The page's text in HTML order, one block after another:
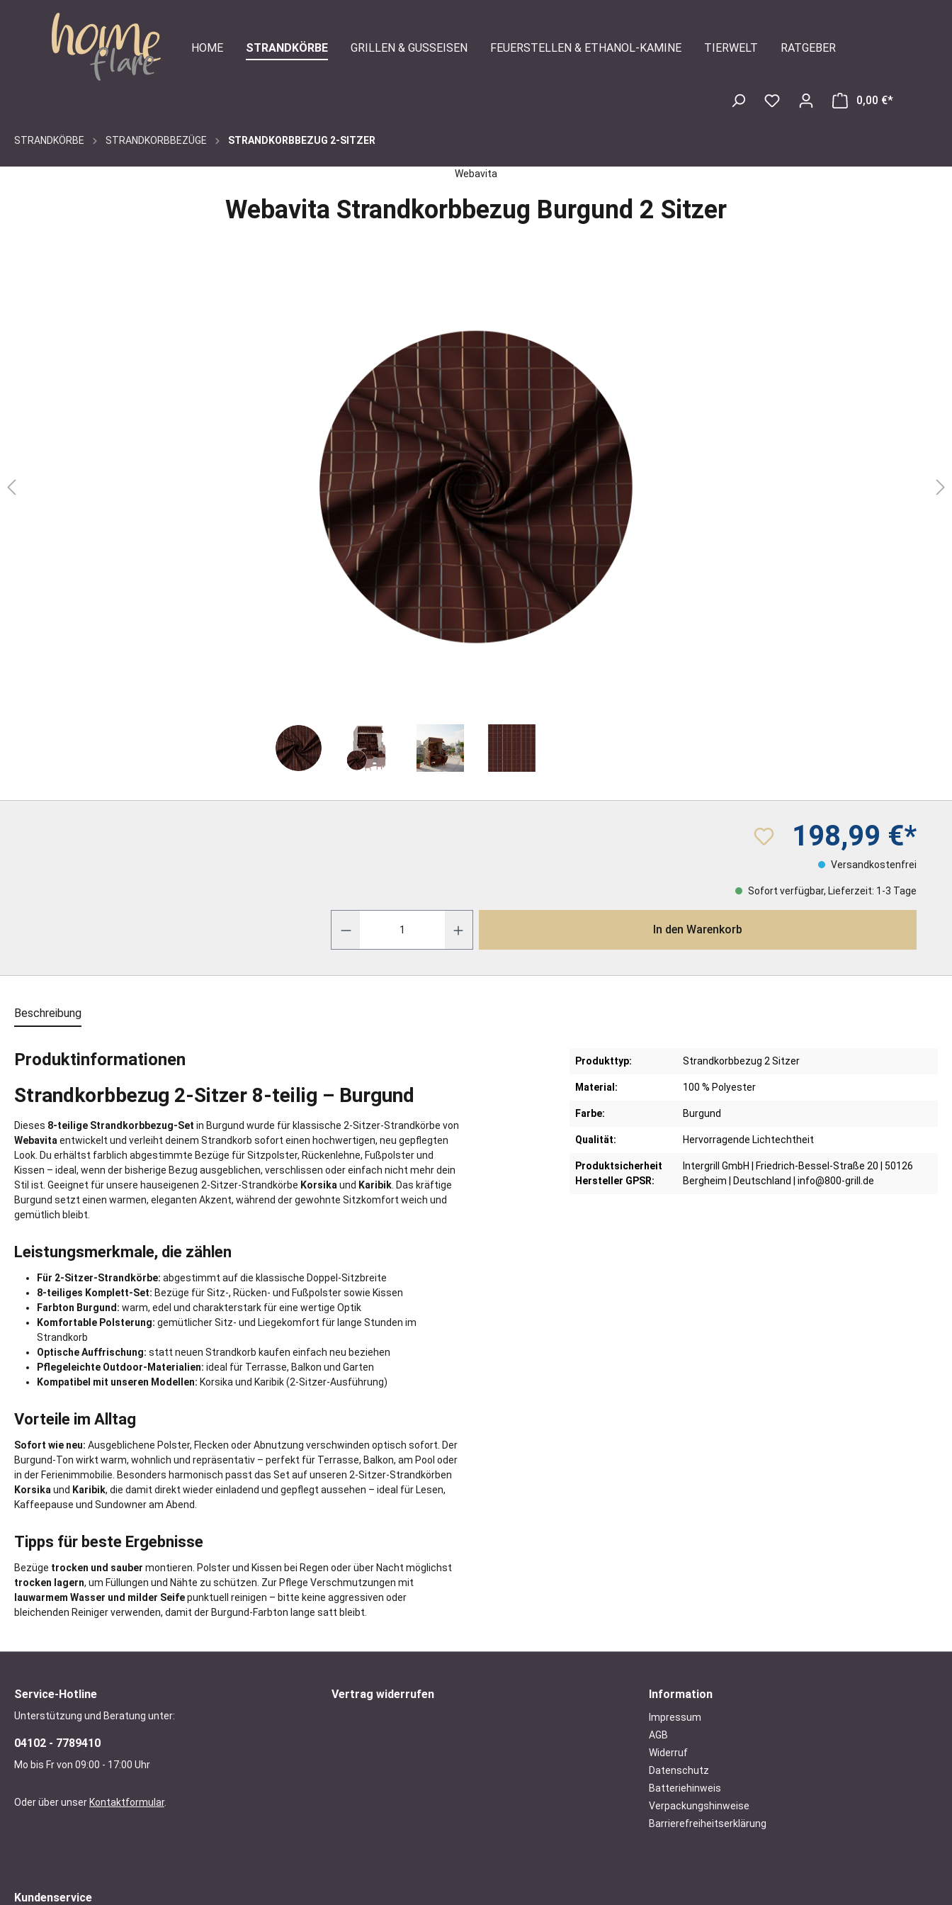
HOME STRANDKÖRBE GRILLEN & GUSSEISEN FEUERSTELLEN & ETHANOL-KAMINE TIERWELT RATGEBER
0,00 €*
STRANDKÖRBE STRANDKORBBEZÜGE STRANDKORBBEZUG 2-SITZER
Webavita
Webavita Strandkorbbezug Burgund 2 Sitzer
198,99 €*
Versandkostenfrei
Sofort verfügbar, Lieferzeit: 1-3 Tage
In den Warenkorb
Beschreibung
Produktinformationen
Strandkorbbezug 2-Sitzer 8-teilig – Burgund
Dieses 8-teilige Strandkorbbezug-Set in Burgund wurde für klassische 2-Sitzer-Strandkörbe von
Webavita entwickelt und verleiht deinem Strandkorb sofort einen hochwertigen, neu gepflegten
Look. Du erhältst farblich abgestimmte Bezüge für Sitzpolster, Rückenlehne, Fußpolster und
Kissen – ideal, wenn der bisherige Bezug ausgeblichen, verschlissen oder einfach nicht mehr dein
Stil ist. Geeignet für unsere hauseigenen 2-Sitzer-Strandkörbe Korsika und Karibik . Das kräftige
Burgund setzt einen warmen, eleganten Akzent, während der gewohnte Sitzkomfort weich und
gemütlich bleibt.
Leistungsmerkmale, die zählen
Für 2-Sitzer-Strandkörbe: abgestimmt auf die klassische Doppel-Sitzbreite
8-teiliges Komplett-Set: Bezüge für Sitz-, Rücken- und Fußpolster sowie Kissen
Farbton Burgund: warm, edel und charakterstark für eine wertige Optik
Komfortable Polsterung: gemütlicher Sitz- und Liegekomfort für lange Stunden im
Strandkorb
Optische Auffrischung: statt neuen Strandkorb kaufen einfach neu beziehen
Pflegeleichte Outdoor-Materialien: ideal für Terrasse, Balkon und Garten
Kompatibel mit unseren Modellen: Korsika und Karibik (2-Sitzer-Ausführung)
Vorteile im Alltag
Sofort wie neu: Ausgeblichene Polster, Flecken oder Abnutzung verschwinden optisch sofort. Der
Burgund-Ton wirkt warm, wohnlich und repräsentativ – perfekt für Terrasse, Balkon, am Pool oder
in der Ferienimmobilie. Besonders harmonisch passt das Set auf unseren 2-Sitzer-Strandkörben
Korsika und Karibik, die damit direkt wieder einladend und gepflegt aussehen – ideal für Lesen,
Kaffeepause und Sundowner am Abend.
Tipps für beste Ergebnisse
Bezüge trocken und sauber montieren. Polster und Kissen bei Regen oder über Nacht möglichst
trocken lagern, um Füllungen und Nähte zu schützen. Zur Pflege Verschmutzungen mit
lauwarmem Wasser und milder Seifepunktuell reinigen – bitte keine aggressiven oder
bleichenden Reiniger verwenden, damit der Burgund-Farbton lange satt bleibt.
Produkttyp: Strandkorbbezug 2 Sitzer
Material: 100 % Polyester
Farbe: Burgund
Qualität: Hervorragende Lichtechtheit
Produktsicherheit
Hersteller GPSR:
Intergrill GmbH | Friedrich-Bessel-Straße 20 | 50126
Bergheim | Deutschland | info@800-grill.de
Service-Hotline
Unterstützung und Beratung unter:
04102 - 7789410
Mo bis Fr von 09:00 - 17:00 Uhr
Oder über unser Kontaktformular.
Vertrag widerrufen Information
Impressum
AGB
Widerruf
Datenschutz
Batteriehinweis
Verpackungshinweise
Barrierefreiheitserklärung
Kundenservice